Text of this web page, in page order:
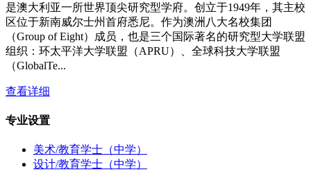
是澳大利亚一所世界顶尖研究型学府。创立于1949年，其主校
区位于新南威尔士州首府悉尼。作为澳洲八大名校集团
（Group of Eight）成员，也是三个国际著名的研究型大学联盟
组织：环太平洋大学联盟（APRU）、全球科技大学联盟
（GlobalTe...
查看详细
专业设置
美术/教育学士（中学）
设计/教育学士（中学）